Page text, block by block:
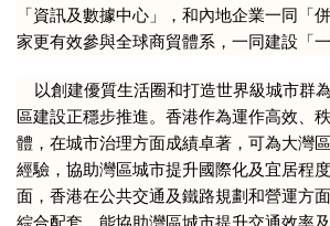
「資訊及數據中心」，和內地企業一同「
家更有效參與全球商貿體系，一同建設「一
以創建優質生活圈和打造世界級城市群
區建設正穩步推進。香港作為運作高效、
體，在城市治理方面成績卓著，可為大灣
經驗，協助灣區城市提升國際化及宜居程
面，香港在公共交通及鐵路規劃和營運方